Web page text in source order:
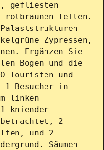
gefliesten
rotbraunen Teilen.
Zypressen,
Ergänzen Sie
Bogen und die
Touristen und
1 Besucher in
linken
kniender
betrachtet, 2
und 2
Säumen